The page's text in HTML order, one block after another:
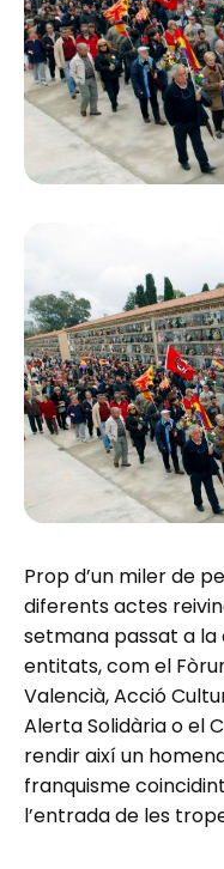
Prop d’un miler de
diferents actes
setmana passat a la
entitats, com el
Valencià, Acció
Alerta Solidària o el
rendir així un
franquisme
l’entrada de les